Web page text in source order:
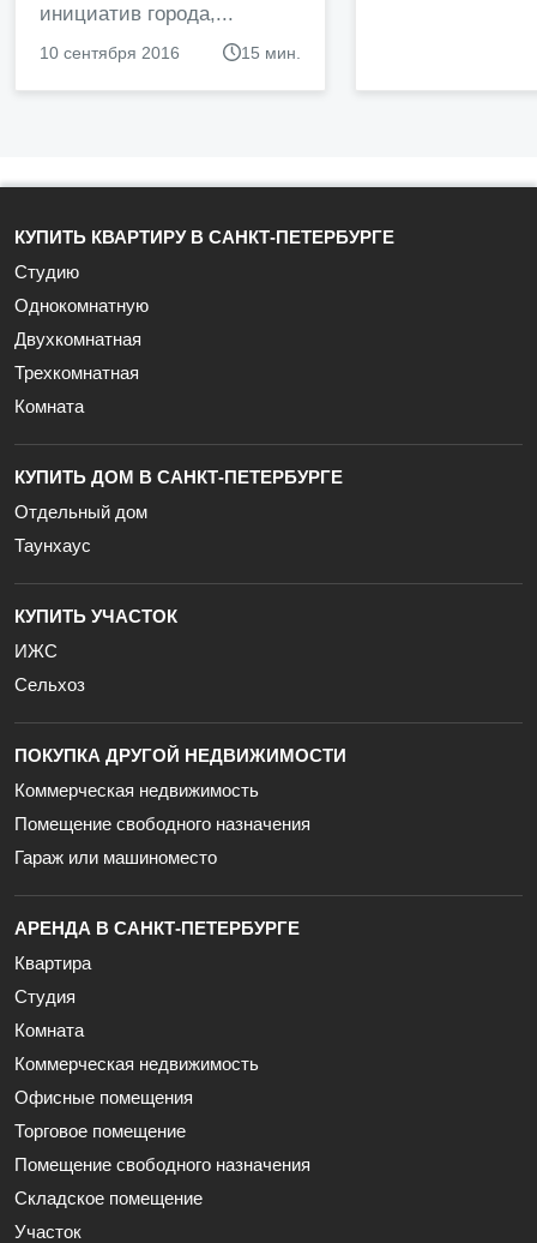
инициатив города,...
10 сентября 2016 15 мин.
КУПИТЬ КВАРТИРУ В САНКТ-ПЕТЕРБУРГЕ
Студию
Однокомнатную
Двухкомнатная
Трехкомнатная
Комната
КУПИТЬ ДОМ В САНКТ-ПЕТЕРБУРГЕ
Отдельный дом
Таунхаус
КУПИТЬ УЧАСТОК
ИЖС
Сельхоз
ПОКУПКА ДРУГОЙ НЕДВИЖИМОСТИ
Коммерческая недвижимость
Помещение свободного назначения
Гараж или машиноместо
АРЕНДА В САНКТ-ПЕТЕРБУРГЕ
Квартира
Студия
Комната
Коммерческая недвижимость
Офисные помещения
Торговое помещение
Помещение свободного назначения
Складское помещение
Участок